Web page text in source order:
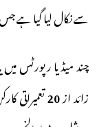
سے نکال لیا گیا ہے
چند میڈیا رپورٹس
زائد از20تعمیراتی